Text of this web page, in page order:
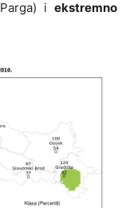
i ekstremno